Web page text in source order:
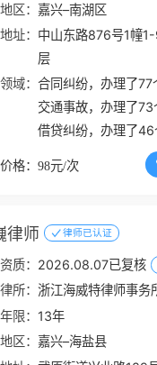
区： 嘉兴–南湖区
址： 中山东路876号1幢
层
域：合同纠纷，办理了77
交通事故，办理了73
借贷纠纷，办理了46
格：98元/次
律师 律师已认证
质： 2026.08.07已复核
所：浙江海威特律师事务
限： 13年
区： 嘉兴–海盐县